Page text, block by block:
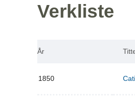
Verkliste
År
1850